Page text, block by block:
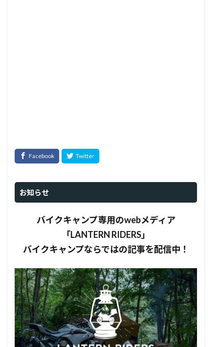
お知らせ
バイクキャンプ専用のwebメディア
「LANTERN RIDERS」
バイクキャンプならではの記事を配信中！